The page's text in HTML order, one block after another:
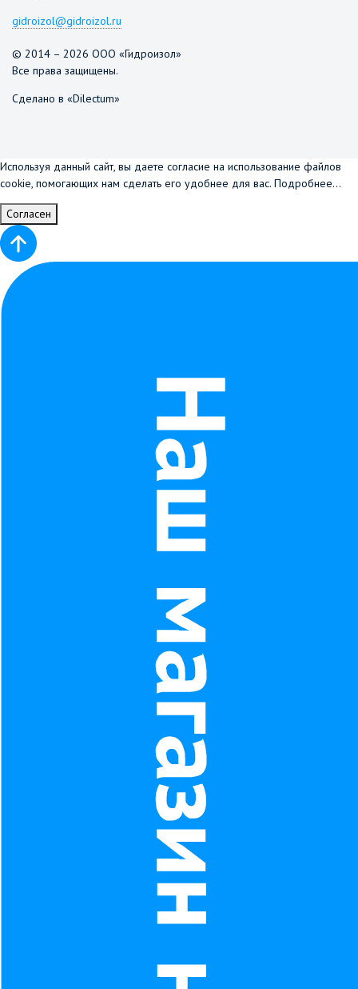
gidroizol@gidroizol.ru
© 2014 – 2026 ООО «Гидроизол»
Все права защищены.
Сделано в «Dilectum»
Используя данный сайт, вы даете согласие на использование файлов
cookie, помогающих нам сделать его удобнее для вас. Подробнее...
Согласен